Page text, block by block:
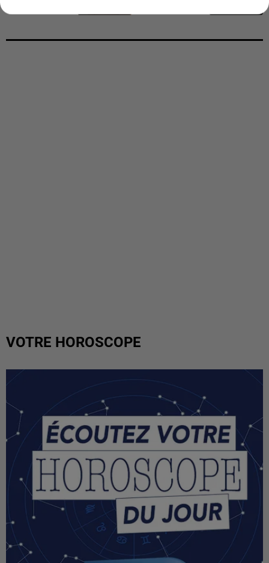
VOTRE HOROSCOPE